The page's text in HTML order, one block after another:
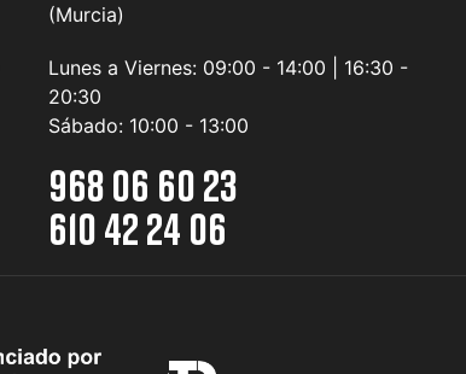
(Murcia)
Lunes a Viernes: 09:00 - 14:00 | 16:30 -
20:30
Sábado: 10:00 - 13:00
968 06 60 23
610 42 24 06